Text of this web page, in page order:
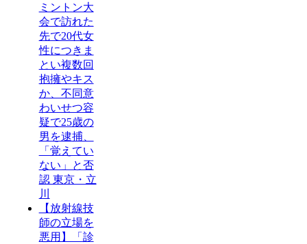
ミントン大
会で訪れた
先で20代女
性につきま
とい複数回
抱擁やキス
か、不同意
わいせつ容
疑で25歳の
男を逮捕、
「覚えてい
ない」と否
認 東京・立
川
【放射線技
師の立場を
悪用】「診